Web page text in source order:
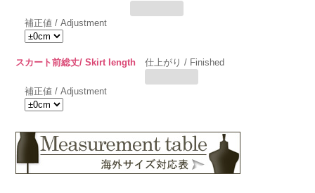
補正値 / Adjustment
スカート前総丈/ Skirt length 仕上がり / Finished
補正値 / Adjustment